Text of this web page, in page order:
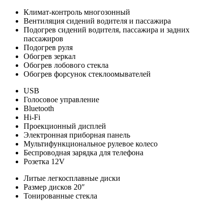
Климат-контроль многозонный
Вентиляция сидений водителя и пассажира
Подогрев сидений водителя, пассажира и задних
пассажиров
Подогрев руля
Обогрев зеркал
Обогрев лобового стекла
Обогрев форсунок стеклоомывателей
USB
Голосовое управление
Bluetooth
Hi-Fi
Проекционный дисплей
Электронная приборная панель
Мультифункциональное рулевое колесо
Беспроводная зарядка для телефона
Розетка 12V
Литые легкосплавные диски
Размер дисков 20″
Тонированные стекла